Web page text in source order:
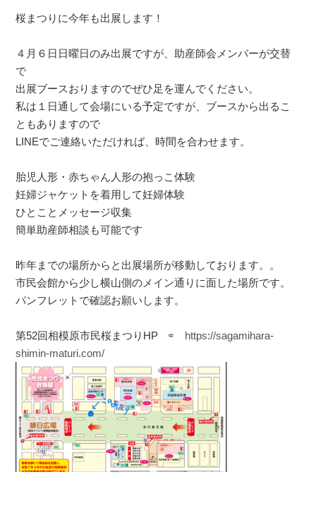
桜まつりに今年も出展します！
４月６日日曜日のみ出展ですが、助産師会メンバーが交替
で
出展ブースおりますのでぜひ足を運んでください。
私は１日通して会場にいる予定ですが、ブースから出るこ
ともありますので
LINEでご連絡いただければ、時間を合わせます。
胎児人形・赤ちゃん人形の抱っこ体験
妊婦ジャケットを着用して妊婦体験
ひとことメッセージ収集
簡単助産師相談も可能です
昨年までの場所からと出展場所が移動しております。。
市民会館から少し横山側のメイン通りに面した場所です。
パンフレットで確認お願いします。
第52回相模原市民桜まつりHP ⇨ https://sagamihara-
shimin-maturi.com/